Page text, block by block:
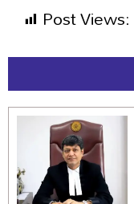
Post Views: